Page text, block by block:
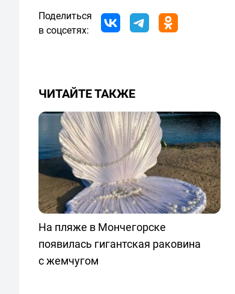
Поделиться
в соцсетях:
ЧИТАЙТЕ ТАКЖЕ
На пляже в Мончегорске
появилась гигантская раковина
с жемчугом